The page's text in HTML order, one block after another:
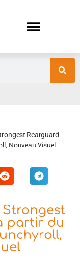
Rearguard
Nouveau Visuel
Strongest
partir du